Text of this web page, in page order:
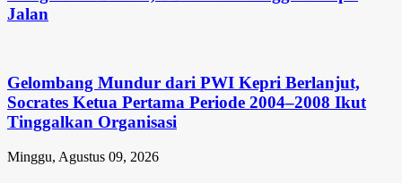
Jalan
Gelombang Mundur dari PWI Kepri Berlanjut,
Socrates Ketua Pertama Periode 2004–2008 Ikut
Tinggalkan Organisasi
Minggu, Agustus 09, 2026